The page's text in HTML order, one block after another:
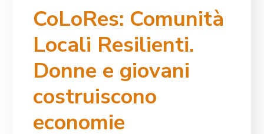
CoLoRes: Comunità
Locali Resilienti.
Donne e giovani
costruiscono
economie